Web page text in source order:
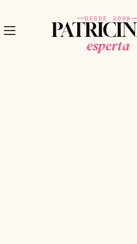
DESDE 2009
esperta